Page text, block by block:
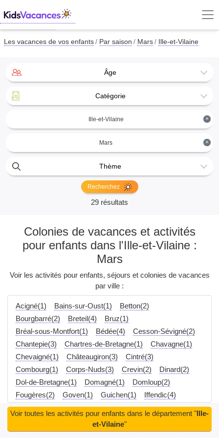
Les vacances de vos enfants Par saison Mars Ille-et-Vilaine
Âge
Catégorie
×
Ille-et-Vilaine
×
Mars
Thème
Recherchez
29 résultats
Colonies de vacances et activités
pour enfants dans l'Ille-et-Vilaine :
Mars
Voir les activités pour enfants, séjours et colonies de vacances
par ville :
Acigné(1) Bains-sur-Oust(1)
Betton(2)
Bourgbarré(2)
Breteil(4)
Bruz(1)
Bréal-sous-Montfort(1)
Bédée(4)
Cesson-Sévigné(2)
Chantepie(3)
Chartres-de-Bretagne(1)
Chavagne(1)
Chevaigné(1)
Châteaugiron(3)
Cintré(3)
Combourg(1)
Corps-Nuds(3) Crevin(2)
Dinard(2)
Dol-de-Bretagne(1)
Domagné(1)
Domloup(2)
Fougères(2)
Goven(1) Guichen(1)
Iffendic(4)
Janzé(2)
L'Hermitage(2)
La Richardais(2)
Louvigné-du-Désert(2)
Lécousse(2)
Maen Roch(3)
Martigné-Ferchaud(1)
Voir toutes les activités pour enfants dans le département "Ille-
et-Vilaine"